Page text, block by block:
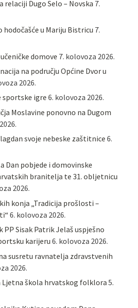
relaciji Dugo Selo – Novska 7.
hodočašće u Mariju Bistricu 7.
domove 7. kolovoza 2026.
na području Općine Dvor u
2026.
sportske igre 6. kolovoza 2026.
Moslavine ponovno na Dugom
svoje nebeske zaštitnice 6.
Dan pobjede i domovinske
branitelja te 31. obljetnicu
2026.
konja „Tradicija prošlosti –
6. kolovoza 2026.
Sisak Patrik Jelaš uspješno
karijeru 6. kolovoza 2026.
susretu ravnatelja zdravstvenih
2026.
Ljetna škola hrvatskog folklora 5.